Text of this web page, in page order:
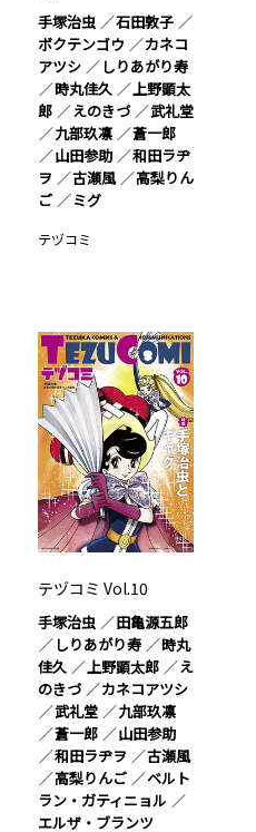
手塚治虫
石田敦子
ボクテンゴウ
カネコ
アツシ
しりあがり寿
時丸佳久
上野顕太
郎
えのきづ
武礼堂
九部玖凛
蒼一郎
山田参助
和田ラヂ
ヲ
古瀬風
高梨りん
ご
ミグ
テヅコミ
テヅコミ Vol.10
手塚治虫
田亀源五郎
しりあがり寿
時丸
佳久
上野顕太郎
え
のきづ
カネコアツシ
武礼堂
九部玖凛
蒼一郎
山田参助
和田ラヂヲ
古瀬風
高梨りんご
ベルト
ラン・ガティニョル
エルザ・ブランツ